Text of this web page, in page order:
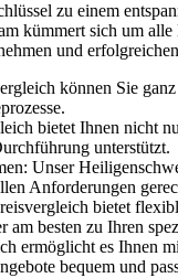
zu einem
kümmert sich um
und
können Sie
bietet Ihnen nicht
unterstützt.
Unser
Anforderungen
bietet
besten zu Ihren
ermöglicht es Ihnen
bequem und